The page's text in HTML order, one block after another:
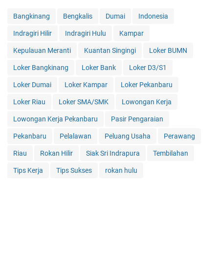
Bangkinang Bengkalis Dumai Indonesia
Indragiri Hilir Indragiri Hulu Kampar
Kepulauan Meranti Kuantan Singingi Loker BUMN
Loker Bangkinang Loker Bank Loker D3/S1
Loker Dumai Loker Kampar Loker Pekanbaru
Loker Riau Loker SMA/SMK Lowongan Kerja
Lowongan Kerja Pekanbaru Pasir Pengaraian
Pekanbaru Pelalawan Peluang Usaha Perawang
Riau Rokan Hilir Siak Sri Indrapura Tembilahan
Tips Kerja Tips Sukses rokan hulu